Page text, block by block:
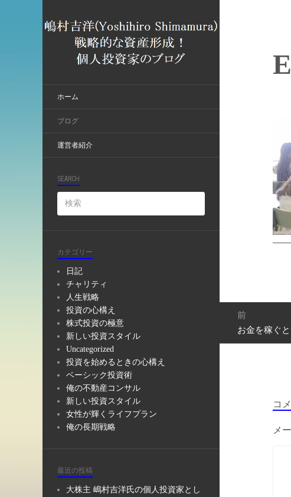
ホーム
ブログ
運営者紹介
SEARCH
カテゴリー
日記
チャリティ
人生戦略
投資の心構え
株式投資の極意
新しい投資スタイル
Uncategorized
投資を始めるときの心構え
ベーシック投資術
俺の不動産コンサル
新しい投資スタイル
女性が輝くライフプラン
俺の長期戦略
最近の投稿
大株主 嶋村吉洋氏の個人投資家とし
前
前
の
お金を稼ぐ
コ
メ